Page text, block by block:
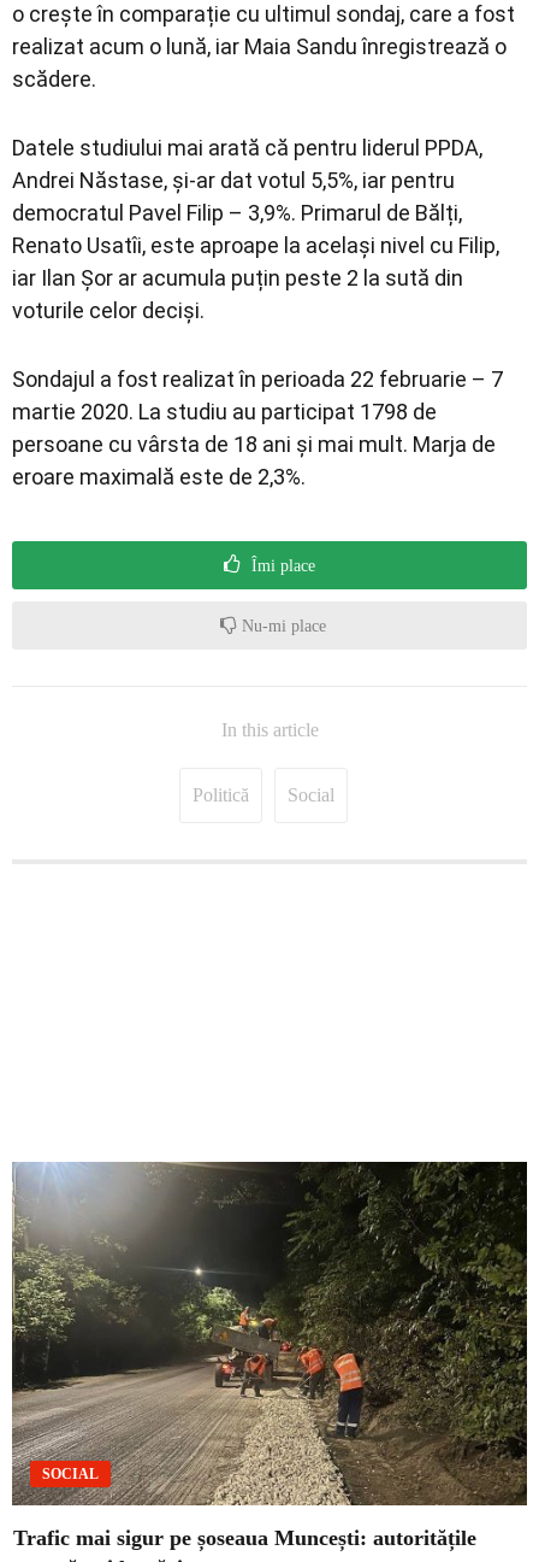
o crește în comparație cu ultimul sondaj, care a fost
realizat acum o lună, iar Maia Sandu înregistrează o
scădere.
Datele studiului mai arată că pentru liderul PPDA,
Andrei Năstase, și-ar dat votul 5,5%, iar pentru
democratul Pavel Filip – 3,9%. Primarul de Bălți,
Renato Usatîi, este aproape la același nivel cu Filip,
iar Ilan Șor ar acumula puțin peste 2 la sută din
voturile celor deciși.
Sondajul a fost realizat în perioada 22 februarie – 7
martie 2020. La studiu au participat 1798 de
persoane cu vârsta de 18 ani şi mai mult. Marja de
eroare maximală este de 2,3%.
Îmi place
Nu-mi place
In this article
Politică Social
SOCIAL
Trafic mai sigur pe șoseaua Muncești: autoritățile